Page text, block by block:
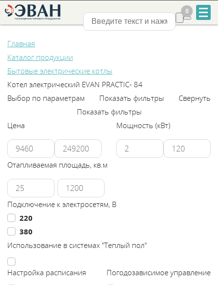
+7
831
2-
888-
555
Каталог
Сервис
Нижний Новгород
0
0
Главная
Каталог продукции
Бытовые электрические котлы
Котел электрический EVAN PRACTIC- 84
Выбор по параметрам
Показать фильтры
Свернуть
Показать фильтры
Цена
Мощность (кВт)
Отапливаемая площадь, кв.м
Подключение к электросетям, В
220
380
Использование в системах "Теплый пол"
Настройка расписания Погодозависимое управление